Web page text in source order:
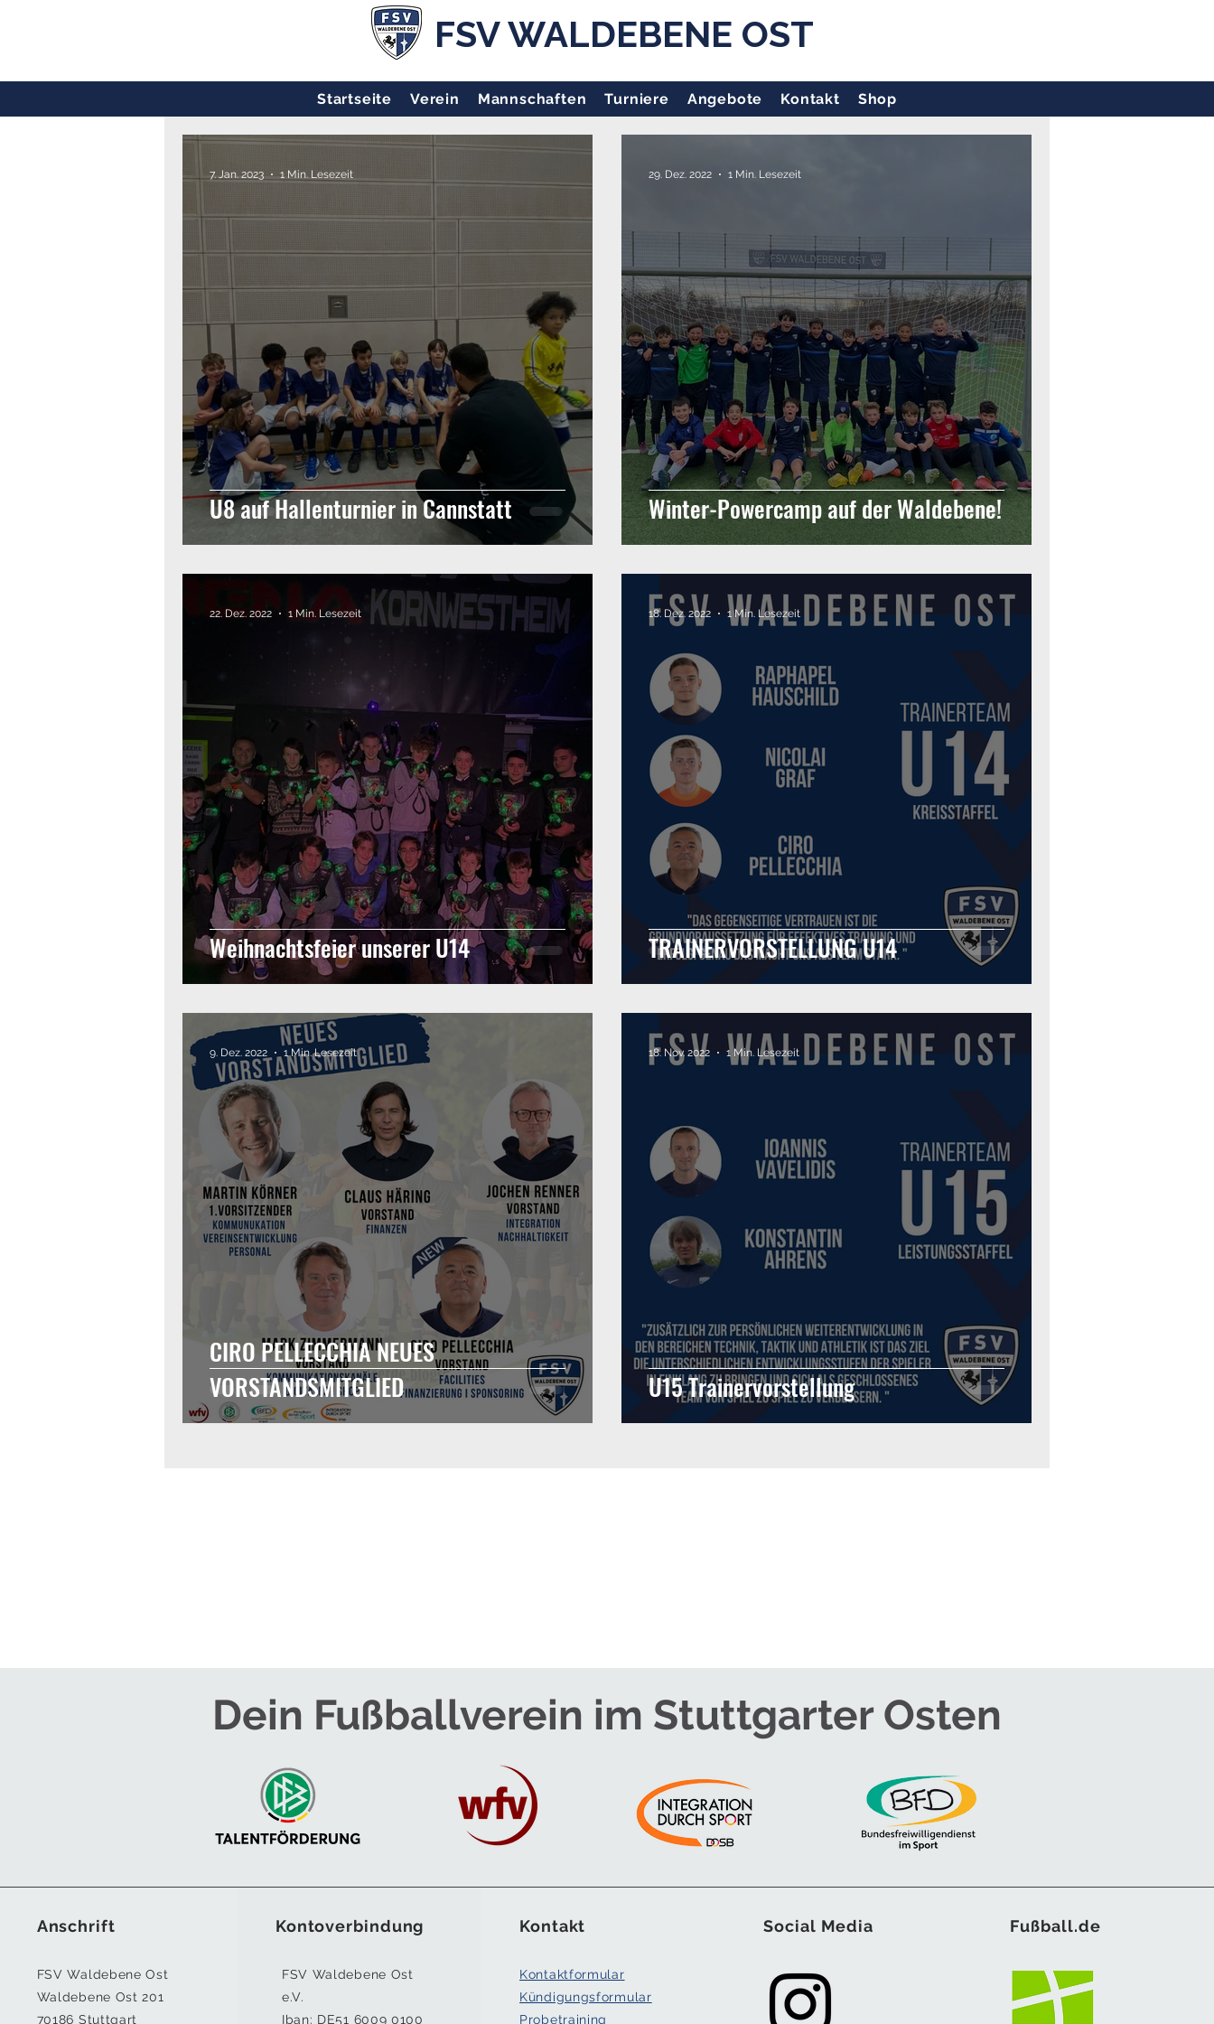
FSV WALDEBENE OST
Startseite Verein Mannschaften Turniere Angebote Kontakt Shop
U8 auf Hallenturnier in Cannstatt
7. Jan. 2023 1 Min. Lesezeit
Winter-Powercamp auf der Waldebene!
29. Dez. 2022 1 Min. Lesezeit
Weihnachtsfeier unserer U14
22. Dez. 2022 1 Min. Lesezeit
TRAINERVORSTELLUNG U14
18. Dez. 2022 1 Min. Lesezeit
CIRO PELLECCHIA NEUES
VORSTANDSMITGLIED
9. Dez. 2022 1 Min. Lesezeit
U15 Trainervorstellung
18. Nov. 2022 1 Min. Lesezeit
Dein Fußballverein im Stuttgarter Osten
Anschrift
FSV Waldebene Ost
Waldebene Ost 201
70186 Stuttgart
Kontoverbindung
FSV Waldebene Ost
e.V.
Iban: DE51 6009 0100
Kontakt
Kontaktformular
Kündigungsformular
Probetraining
Social Media Fußball.de